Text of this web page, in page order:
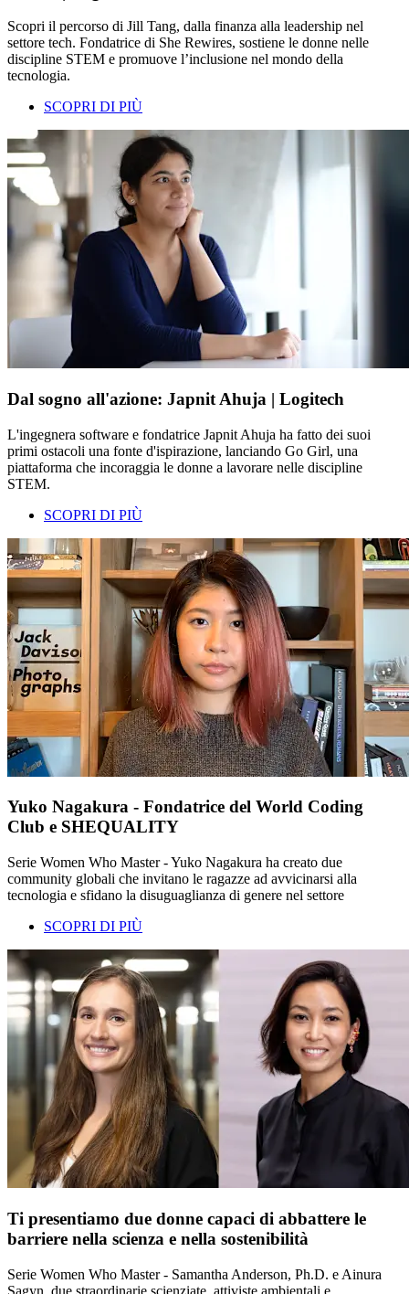
Scopri il percorso di Jill Tang, dalla finanza alla leadership nel
settore tech. Fondatrice di She Rewires, sostiene le donne nelle
discipline STEM e promuove l’inclusione nel mondo della
tecnologia.
SCOPRI DI PIÙ
Dal sogno all'azione: Japnit Ahuja | Logitech
L'ingegnera software e fondatrice Japnit Ahuja ha fatto dei suoi
primi ostacoli una fonte d'ispirazione, lanciando Go Girl, una
piattaforma che incoraggia le donne a lavorare nelle discipline
STEM.
SCOPRI DI PIÙ
Yuko Nagakura - Fondatrice del World Coding
Club e SHEQUALITY
Serie Women Who Master - Yuko Nagakura ha creato due
community globali che invitano le ragazze ad avvicinarsi alla
tecnologia e sfidano la disuguaglianza di genere nel settore
SCOPRI DI PIÙ
Ti presentiamo due donne capaci di abbattere le
barriere nella scienza e nella sostenibilità
Serie Women Who Master - Samantha Anderson, Ph.D. e Ainura
Sagyn, due straordinarie scienziate, attiviste ambientali e